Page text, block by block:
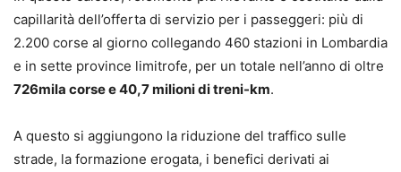
capillarità dell’offerta di servizio per i passeggeri: più di
2.200 corse al giorno collegando 460 stazioni in Lombardia
e in sette province limitrofe, per un totale nell’anno di oltre
726mila corse e 40,7 milioni di treni-km.
A questo si aggiungono la riduzione del traffico sulle
strade, la formazione erogata, i benefici derivati ai